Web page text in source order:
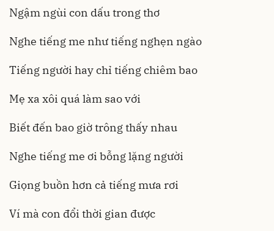
Ngậm ngùi con dấu trong thơ
Nghe tiếng me như tiếng nghẹn ngào
Tiếng người hay chỉ tiếng chiêm bao
Mẹ xa xôi quá làm sao với
Biết đến bao giờ trông thấy nhau
Nghe tiếng me ơi bỗng lặng người
Giọng buồn hơn cả tiếng mưa rơi
Ví mà con đổi thời gian được